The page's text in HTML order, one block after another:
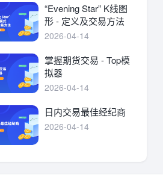
“Evening Star” K线图
形 - 定义及交易方法
2026-04-14
掌握期货交易 - Top模
拟器
2026-04-14
日内交易最佳经纪商
2026-04-14